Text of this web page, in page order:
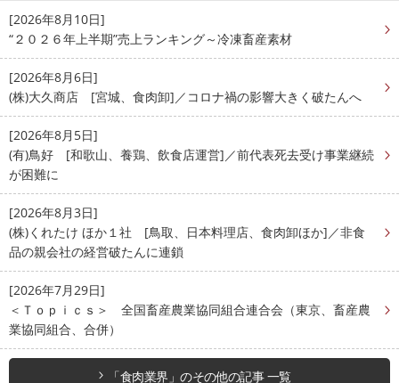
[2026年8月10日]
“２０２６年上半期”売上ランキング～冷凍畜産素材
[2026年8月6日]
(株)大久商店 [宮城、食肉卸]／コロナ禍の影響大きく破たんへ
[2026年8月5日]
(有)鳥好 [和歌山、養鶏、飲食店運営]／前代表死去受け事業継続
が困難に
[2026年8月3日]
(株)くれたけ ほか１社 [鳥取、日本料理店、食肉卸ほか]／非食
品の親会社の経営破たんに連鎖
[2026年7月29日]
＜Ｔｏｐｉｃｓ＞ 全国畜産農業協同組合連合会（東京、畜産農
業協同組合、合併）
「食肉業界」のその他の記事 一覧